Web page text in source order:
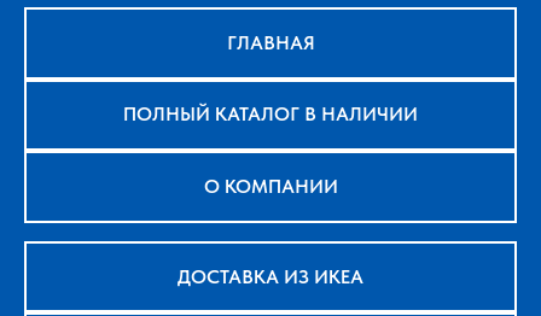
ГЛАВНАЯ
ПОЛНЫЙ КАТАЛОГ В НАЛИЧИИ
О КОМПАНИИ
ДОСТАВКА ИЗ ИКЕА